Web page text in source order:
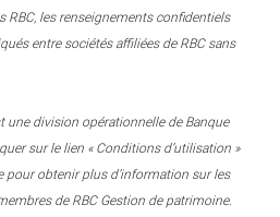
RBC, les renseignements confidentiels
entre sociétés affiliées de RBC sans
une division opérationnelle de Banque
sur le lien « Conditions d’utilisation »
pour obtenir plus d’information sur les
de RBC Gestion de patrimoine.